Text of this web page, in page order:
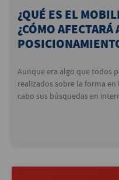
¿QUÉ ES EL
¿CÓMO AFECTARÁ
Aunque era algo que todos
realizados sobre la forma
cabo sus búsquedas en